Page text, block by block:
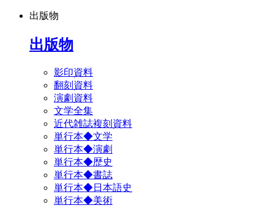
出版物
出版物
影印資料
翻刻資料
演劇資料
文学全集
近代雑誌複刻資料
単行本◆文学
単行本◆演劇
単行本◆歴史
単行本◆書誌
単行本◆日本語史
単行本◆美術